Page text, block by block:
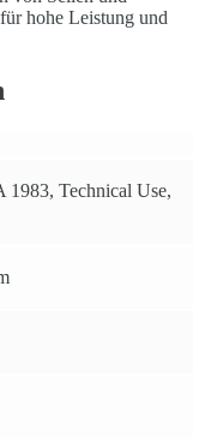
hohe Leistung und
1983, Technical Use,